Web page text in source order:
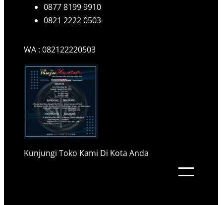
0877 8199 9910
0821 2222 0503
WA : 082122220503
Kunjungi Toko Kami Di Kota Anda